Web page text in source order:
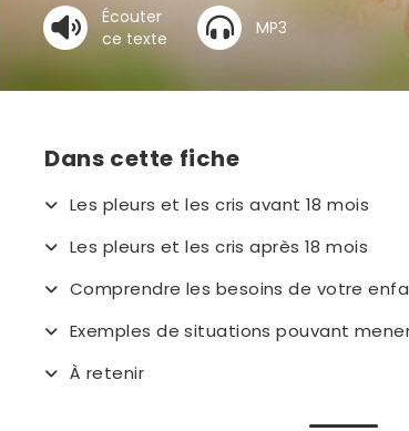
Écouter
ce texte
MP3
Dans cette fiche
Les pleurs et les cris avant 18 mois
Les pleurs et les cris après 18 mois
Comprendre les besoins de votre
Exemples de situations pouvant
À retenir